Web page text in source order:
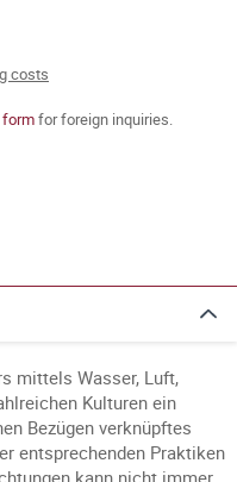
costs
for foreign inquiries.
mittels Wasser, Luft,
Kulturen ein
Bezügen verknüpftes
entsprechenden Praktiken
kann nicht immer